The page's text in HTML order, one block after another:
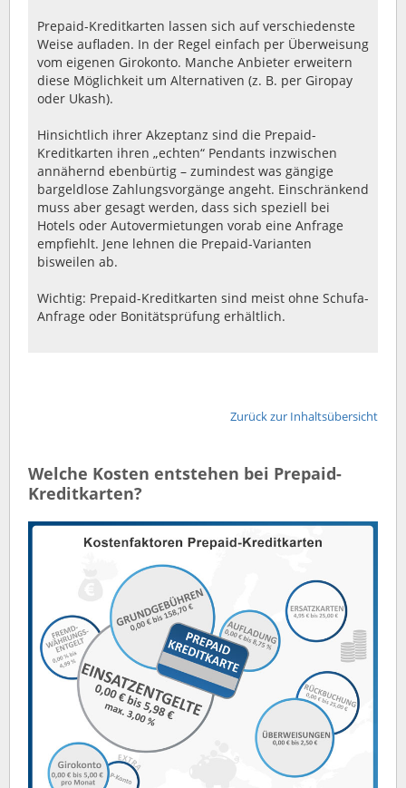
Prepaid-Kreditkarten lassen sich auf verschiedenste
Weise aufladen. In der Regel einfach per Überweisung
vom eigenen Girokonto. Manche Anbieter erweitern
diese Möglichkeit um Alternativen (z. B. per Giropay
oder Ukash).
Hinsichtlich ihrer Akzeptanz sind die Prepaid-
Kreditkarten ihren „echten“ Pendants inzwischen
annähernd ebenbürtig – zumindest was gängige
bargeldlose Zahlungsvorgänge angeht. Einschränkend
muss aber gesagt werden, dass sich speziell bei
Hotels oder Autovermietungen vorab eine Anfrage
empfiehlt. Jene lehnen die Prepaid-Varianten
bisweilen ab.
Wichtig: Prepaid-Kreditkarten sind meist ohne Schufa-
Anfrage oder Bonitätsprüfung erhältlich.
Zurück zur Inhaltsübersicht
Welche Kosten entstehen bei Prepaid-
Kreditkarten?